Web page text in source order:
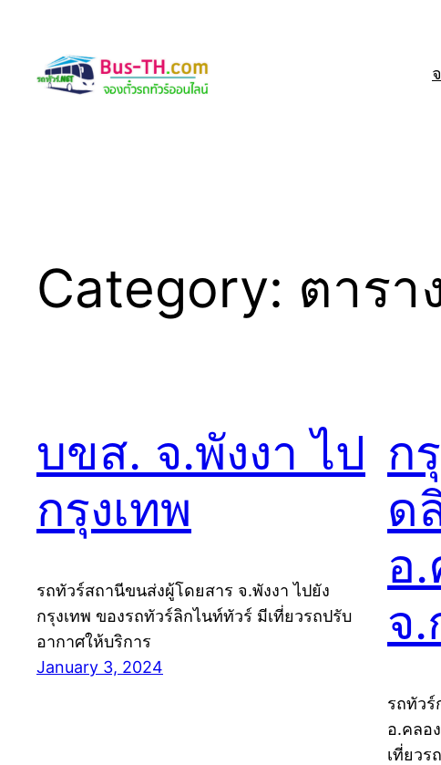
content
Category: ตารา
บขส. จ.พังงา ไป
กรุงเทพ
รถทัวร์สถานีขนส่งผู้โดยสาร จ.พังงา ไปยัง
กรุงเทพ ของรถทัวร์ลิกไนท์ทัวร์ มีเที่ยวรถปรับ
อากาศให้บริการ
January 3, 2024
ก
ด
อ
จ.
รถทัวร์
อ.คลอ
เที่ยวร